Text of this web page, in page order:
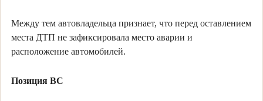
Между тем автовладельца признает, что перед оставлением
места ДТП не зафиксировала место аварии и
расположение автомобилей.
Позиция ВС